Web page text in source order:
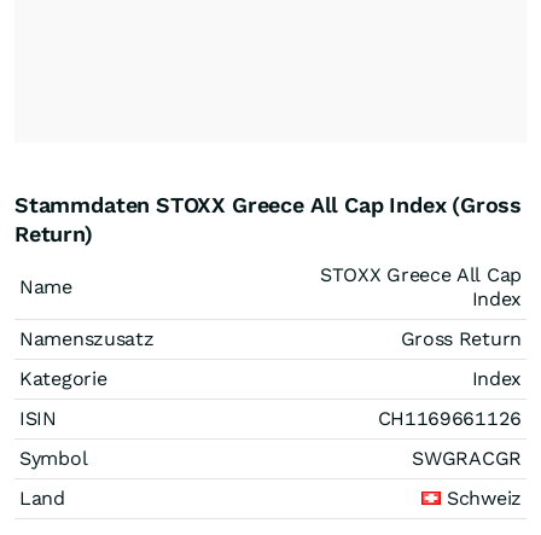
Stammdaten STOXX Greece All Cap Index (Gross
Return)
Name
STOXX Greece All Cap
Index
Namenszusatz
Gross Return
Kategorie
Index
ISIN
CH1169661126
Symbol
SWGRACGR
Land
Schweiz